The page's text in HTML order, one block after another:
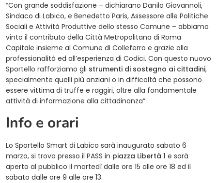
“Con grande soddisfazione – dichiarano Danilo Giovannoli,
Sindaco di Labico, e Benedetto Paris, Assessore alle Politiche
Sociali e Attività Produttive dello stesso Comune – abbiamo
vinto il contributo della Città Metropolitana di Roma
Capitale insieme al Comune di Colleferro e grazie alla
professionalità ed all’esperienza di Codici. Con questo nuovo
Sportello rafforziamo gli strumenti di sostegno ai cittadini,
specialmente quelli più anziani o in difficoltà che possono
essere vittima di truffe e raggiri, oltre alla fondamentale
attività di informazione alla cittadinanza”.
Info e orari
Lo Sportello Smart di Labico sarà inaugurato sabato 6
marzo, si trova presso il PASS in piazza Libertà 1 e sarà
aperto al pubblico il martedì dalle ore 15 alle ore 18 ed il
sabato dalle ore 9 alle ore 13.